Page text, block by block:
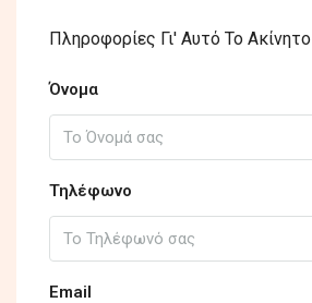
Πληροφορίες Γι' Αυτό Το Ακίνητο
Όνομα
Τηλέφωνο
Email